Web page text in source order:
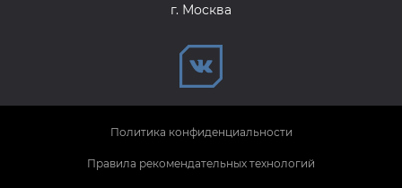
г. Москва
Политика конфиденциальности
Правила рекомендательных технологий